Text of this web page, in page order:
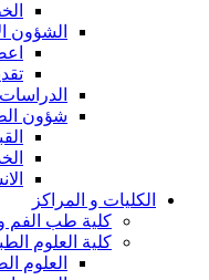
الشؤون
شؤون
الكليات و المراكز
كلية طب الفم
كلية العلوم
العلوم